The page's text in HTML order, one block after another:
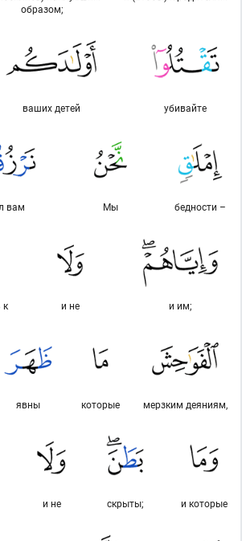
образом;
убивайте
ваших детей
бедности –
Мы
вам
и им;
и не
к
мерзким деяниям,
которые
явны
и которые
скрыты;
и не